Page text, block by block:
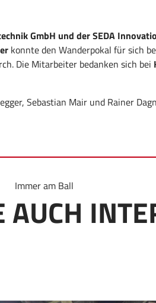
GmbH und der SEDA
konnte den Wanderpokal für sich
Die Mitarbeiter bedanken sich bei
Sebastian Mair und Rainer Dagn
Immer am Ball